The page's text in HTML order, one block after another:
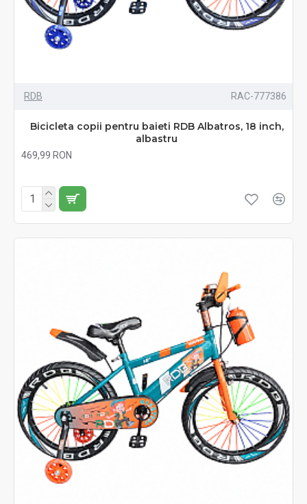
RDB RAC-777386
Bicicleta copii pentru baieti RDB Albatros, 18 inch,
albastru
469,99 RON